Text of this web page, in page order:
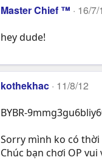
Master Chief ™ 16/7/
hey dude!
kothekhac 11/8/12
BYBR-
Sorry mình ko có
Chúc bạn chơi OP vui